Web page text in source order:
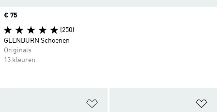
Price
€ 75
(250)
GLENBURN Schoenen
Originals
13 kleuren